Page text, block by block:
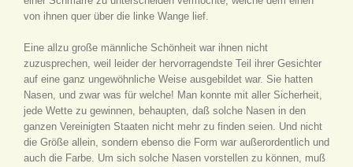
von ihnen quer über die linke Wange lief.
Eine allzu große männliche Schönheit war ihnen nicht
zuzusprechen, weil leider der hervorragendste Teil ihrer Gesichter
auf eine ganz ungewöhnliche Weise ausgebildet war. Sie hatten
Nasen, und zwar was für welche! Man konnte mit aller Sicherheit,
jede Wette zu gewinnen, behaupten, daß solche Nasen in den
ganzen Vereinigten Staaten nicht mehr zu finden seien. Und nicht
die Größe allein, sondern ebenso die Form war außerordentlich und
auch die Farbe. Um sich solche Nasen vorstellen zu können, muß